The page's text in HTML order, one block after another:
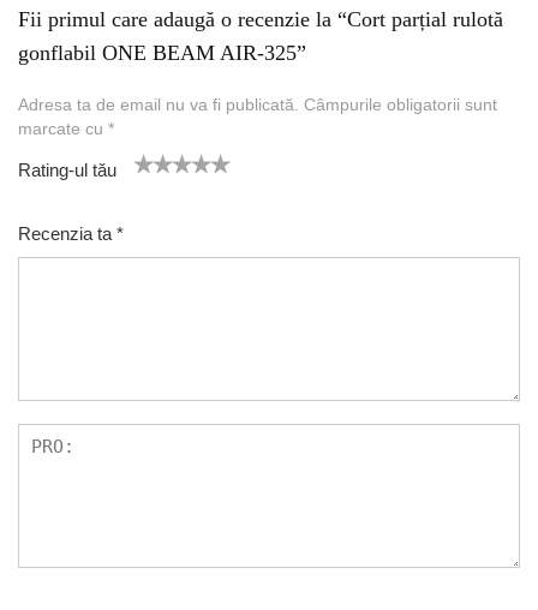
Fii primul care adaugă o recenzie la “Cort parțial rulotă
gonflabil ONE BEAM AIR-325”
Adresa ta de email nu va fi publicată. Câmpurile obligatorii sunt
marcate cu *
Rating-ul tău
5
star
Recenzia ta *